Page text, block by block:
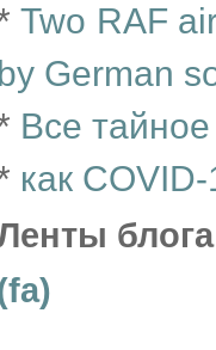
Two RAF
by German
Все
как